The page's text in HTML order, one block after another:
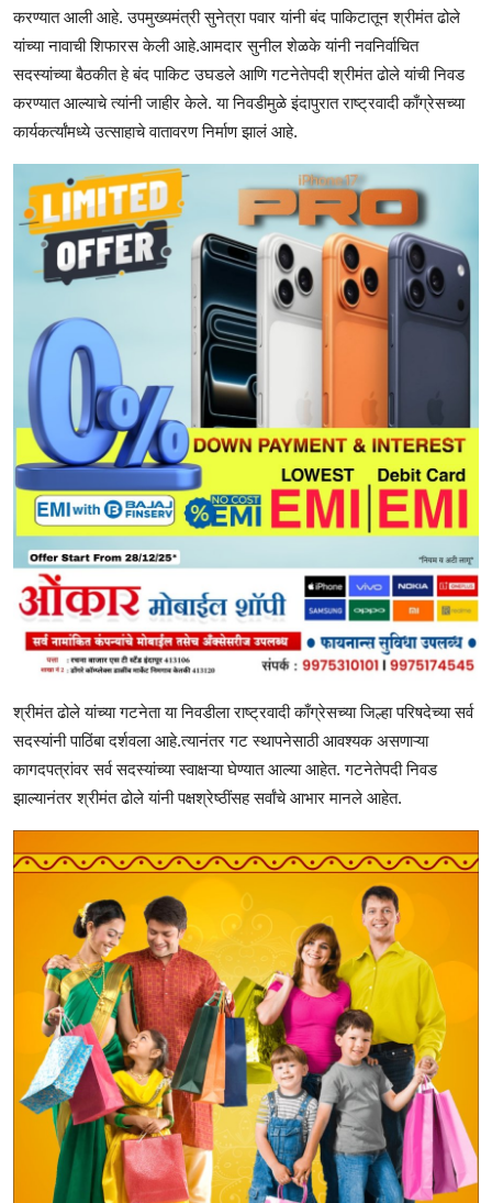
करण्यात आली आहे. उपमुख्यमंत्री सुनेत्रा पवार यांनी बंद पाकिटातून श्रीमंत ढोले
यांच्या नावाची शिफारस केली आहे.आमदार सुनील शेळके यांनी नवनिर्वाचित
सदस्यांच्या बैठकीत हे बंद पाकिट उघडले आणि गटनेतेपदी श्रीमंत ढोले यांची निवड
करण्यात आल्याचे त्यांनी जाहीर केले. या निवडीमुळे इंदापुरात राष्ट्रवादी काँग्रेसच्या
कार्यकर्त्यांमध्ये उत्साहाचे वातावरण निर्माण झालं आहे.
श्रीमंत ढोले यांच्या गटनेता या निवडीला राष्ट्रवादी काँग्रेसच्या जिल्हा परिषदेच्या सर्व
सदस्यांनी पाठिंबा दर्शवला आहे.त्यानंतर गट स्थापनेसाठी आवश्यक असणाऱ्या
कागदपत्रांवर सर्व सदस्यांच्या स्वाक्षऱ्या घेण्यात आल्या आहेत. गटनेतेपदी निवड
झाल्यानंतर श्रीमंत ढोले यांनी पक्षश्रेष्ठींसह सर्वांचे आभार मानले आहेत.